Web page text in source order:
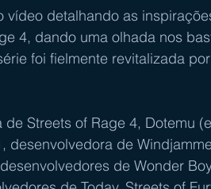
vídeo detalhando as
4, dando uma olhada nos
foi fielmente revitalizada
Streets of Rage 4, Dotemu
desenvolvedora de
de Wonder